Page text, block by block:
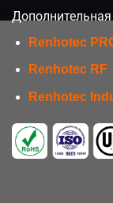
Renhotec
Renhotec RF
Renhotec